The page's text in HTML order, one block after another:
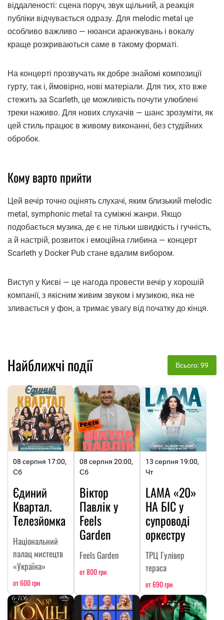
віддаленості: сцена поруч, звук щільний, а реакція
публіки відчувається одразу. Для melodic metal це
особливо важливо — нюанси аранжувань і вокалу
краще розкриваються саме в такому форматі.
На концерті прозвучать як добре знайомі композиції
гурту, так і, ймовірно, нові матеріали. Для тих, хто вже
стежить за Scarleth, це можливість почути улюблені
треки наживо. Для нових слухачів — шанс зрозуміти, як
цей стиль працює в живому виконанні, без студійних
обробок.
Кому варто прийти
Цей вечір точно оцінять слухачі, яким близький melodic
metal, symphonic metal та суміжні жанри. Якщо
подобається музика, де є не тільки швидкість і гучність,
а й настрій, розвиток і емоційна глибина — концерт
Scarleth у Docker Pub стане вдалим вибором.
Виступ у Києві — це нагода провести вечір у хорошій
компанії, з якісним живим звуком і музикою, яка не
зливається у фон, а тримає увагу від початку до кінця.
Найближчі події Всього: 99
08 серпня 17:00,
Сб
Єдиний
Квартал.
Телезйомка
Національний
палац мистецтв
«Україна»
от 600 грн
08 серпня 20:00,
Сб
Віктор
Павлік у
Feels
Garden
Feels Garden
от 800 грн
13 серпня 19:00,
Чт
LAMA «20»
НА БІС у
супроводі
оркестру
ТРЦ Гулівер
тераса
от 690 грн